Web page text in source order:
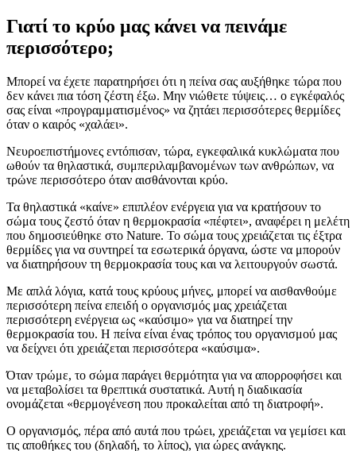
Γιατί το κρύο μας κάνει να πεινάμε
περισσότερο;
Μπορεί να έχετε παρατηρήσει ότι η πείνα σας αυξήθηκε τώρα που
δεν κάνει πια τόση ζέστη έξω. Μην νιώθετε τύψεις… ο εγκέφαλός
σας είναι «προγραμματισμένος» να ζητάει περισσότερες θερμίδες
όταν ο καιρός «χαλάει».
Νευροεπιστήμονες εντόπισαν, τώρα, εγκεφαλικά κυκλώματα που
ωθούν τα θηλαστικά, συμπεριλαμβανομένων των ανθρώπων, να
τρώνε περισσότερο όταν αισθάνονται κρύο.
Τα θηλαστικά «καίνε» επιπλέον ενέργεια για να κρατήσουν το
σώμα τους ζεστό όταν η θερμοκρασία «πέφτει», αναφέρει η μελέτη
που δημοσιεύθηκε στο Nature. Το σώμα τους χρειάζεται τις έξτρα
θερμίδες για να συντηρεί τα εσωτερικά όργανα, ώστε να μπορούν
να διατηρήσουν τη θερμοκρασία τους και να λειτουργούν σωστά.
Με απλά λόγια, κατά τους κρύους μήνες, μπορεί να αισθανθούμε
περισσότερη πείνα επειδή ο οργανισμός μας χρειάζεται
περισσότερη ενέργεια ως «καύσιμο» για να διατηρεί την
θερμοκρασία του. Η πείνα είναι ένας τρόπος του οργανισμού μας
να δείχνει ότι χρειάζεται περισσότερα «καύσιμα».
Όταν τρώμε, το σώμα παράγει θερμότητα για να απορροφήσει και
να μεταβολίσει τα θρεπτικά συστατικά. Αυτή η διαδικασία
ονομάζεται «θερμογένεση που προκαλείται από τη διατροφή».
Ο οργανισμός, πέρα από αυτά που τρώει, χρειάζεται να γεμίσει και
τις αποθήκες του (δηλαδή, το λίπος), για ώρες ανάγκης.